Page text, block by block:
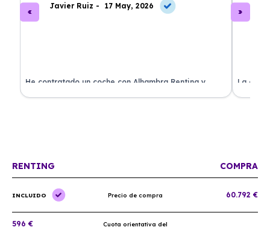
Javier Ruiz - 17 May, 2026
He contratado un coche con Alhambra Renting y
estoy impresionado. Todo ha sido transparente y sin
La
RENTING COMPRA
INCLUIDO Precio de compra 60.792 €
596 €
Cuota orientativa del